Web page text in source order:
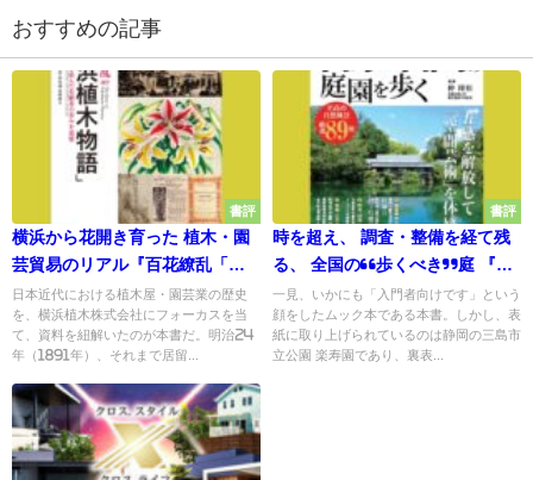
おすすめの記事
書評
横浜から花開き育った 植木・園
芸貿易のリアル『百花繚乱「横
浜植木物語」』
日本近代における植木屋・園芸業の歴史
を、横浜植木株式会社にフォーカスを当
て、資料を紐解いたのが本書だ。明治24
年（1891年）、それまで居留...
書評
時を超え、 調査・整備を経て残
る、 全国の“歩くべき”庭 『名
家・名門の庭園を歩く』
一見、いかにも「入門者向けです」という
顔をしたムック本である本書。しかし、表
紙に取り上げられているのは静岡の三島市
立公園 楽寿園であり、裏表...